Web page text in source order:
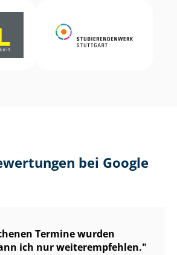
bei Google
Termine wurden
ich nur weiterempfehlen.